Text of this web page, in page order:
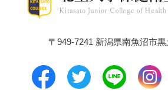
〒949-7241 新潟県南魚沼市